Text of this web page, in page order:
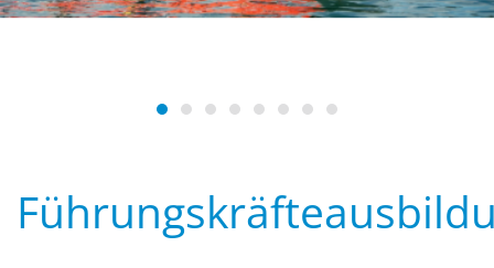
Wasserwacht Marktoberdorf